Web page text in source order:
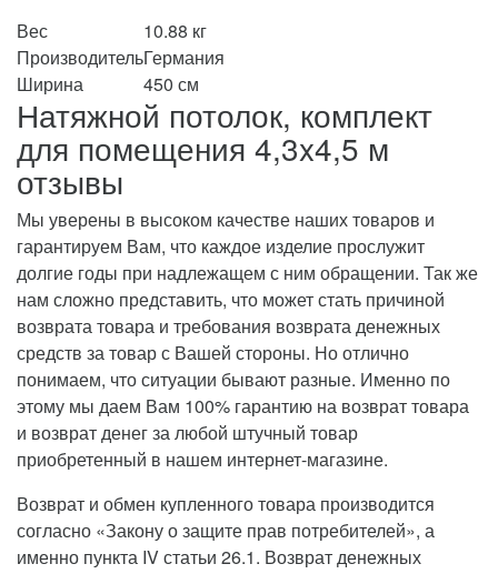
Вес
10.88 кг
ПроизводительГермания
Ширина
450 см
Натяжной потолок, комплект
для помещения 4,3x4,5 м
отзывы
Мы уверены в высоком качестве наших товаров и
гарантируем Вам, что каждое изделие прослужит
долгие годы при надлежащем с ним обращении. Так же
нам сложно представить, что может стать причиной
возврата товара и требования возврата денежных
средств за товар с Вашей стороны. Но отлично
понимаем, что ситуации бывают разные. Именно по
этому мы даем Вам 100% гарантию на возврат товара
и возврат денег за любой штучный товар
приобретенный в нашем интернет-магазине.
Возврат и обмен купленного товара производится
согласно «Закону о защите прав потребителей», а
именно пункта IV статьи 26.1. Возврат денежных